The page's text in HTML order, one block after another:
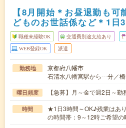
【8月開始＊お昼退勤も
どものお世話係など＊1日
職種未経験OK 交通費別途支給あり
WEB登録OK 派遣
勤務地
京都府八幡市
石清水八幡宮駅から---分／
曜日頻度 【急募】月～金で週2日～勤
時間
★1日3時間～OK♪残業はあ
の時間帯：9～12時ご希望